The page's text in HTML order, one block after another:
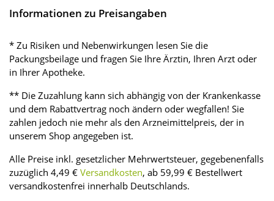
Informationen zu Preisangaben
* Zu Risiken und Nebenwirkungen lesen Sie die
Packungsbeilage und fragen Sie Ihre Ärztin, Ihren Arzt oder
in Ihrer Apotheke.
** Die Zuzahlung kann sich abhängig von der Krankenkasse
und dem Rabattvertrag noch ändern oder wegfallen! Sie
zahlen jedoch nie mehr als den Arzneimittelpreis, der in
unserem Shop angegeben ist.
Alle Preise inkl. gesetzlicher Mehrwertsteuer, gegebenenfalls
zuzüglich 4,49 € Versandkosten, ab 59,99 € Bestellwert
versandkostenfrei innerhalb Deutschlands.